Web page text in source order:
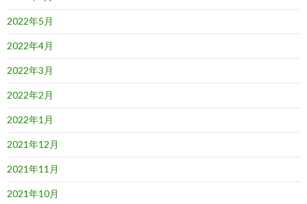
2022年5月
2022年4月
2022年3月
2022年2月
2022年1月
2021年12月
2021年11月
2021年10月